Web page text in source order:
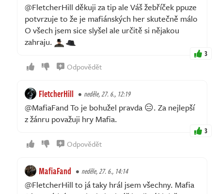
@FletcherHill děkuji za tip ale Váš žebříček ppuze
potvrzuje to že je mafiánských her skutečně málo
O všech jsem sice slyšel ale určitě si nějakou
zahraju.
3
Odpovědět
FletcherHill neděle, 27. 6., 12:19
@MafiaFand To je bohužel pravda 😑. Za nejlepší
z žánru považuji hry Mafia.
3
Odpovědět
MafiaFand neděle, 27. 6., 14:14
@FletcherHill to já taky hrál jsem všechny. Mafia